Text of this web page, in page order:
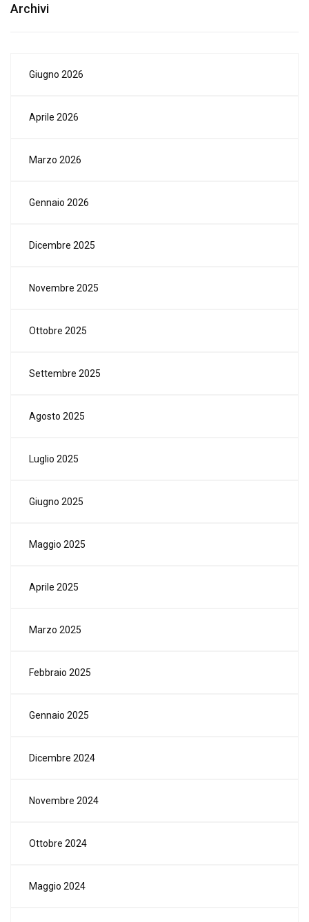
Archivi
Giugno 2026
Aprile 2026
Marzo 2026
Gennaio 2026
Dicembre 2025
Novembre 2025
Ottobre 2025
Settembre 2025
Agosto 2025
Luglio 2025
Giugno 2025
Maggio 2025
Aprile 2025
Marzo 2025
Febbraio 2025
Gennaio 2025
Dicembre 2024
Novembre 2024
Ottobre 2024
Maggio 2024